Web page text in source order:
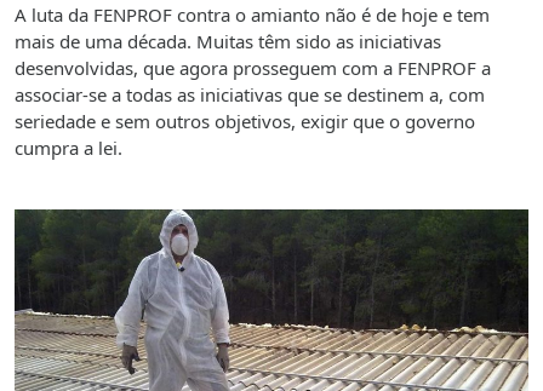
A luta da FENPROF contra o amianto não é de hoje e tem
mais de uma década. Muitas têm sido as iniciativas
desenvolvidas, que agora prosseguem com a FENPROF a
associar-se a todas as iniciativas que se destinem a, com
seriedade e sem outros objetivos, exigir que o governo
cumpra a lei.